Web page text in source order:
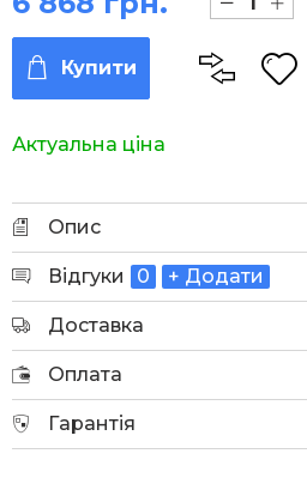
Актуальна ціна
Купити
Опис
Відгуки 0 + Додати
Доставка
Оплата
Гарантія